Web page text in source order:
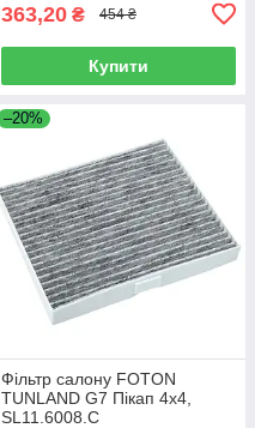
363,20 ₴ 454 ₴
Купити
–20%
Фільтр салону FOTON
TUNLAND G7 Пікап 4х4,
SL11.6008.C